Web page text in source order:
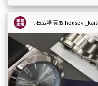
宝石広場 買取